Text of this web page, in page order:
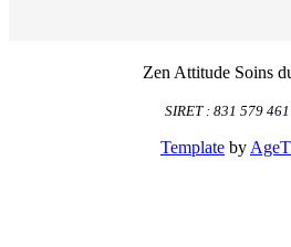
Zen Attitude Soins
SIRET : 831 579
Template by